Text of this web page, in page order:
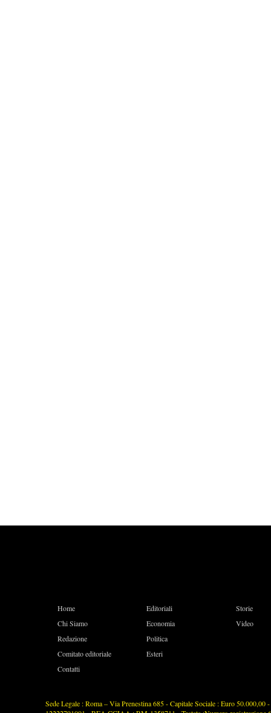
Home
Chi Siamo
Redazione
Comitato editoriale
Contatti
Editoriali
Economia
Politica
Esteri
Storie
Video
Sede Legale : Roma – Via Prenestina 685 - Capitale Sociale : Euro